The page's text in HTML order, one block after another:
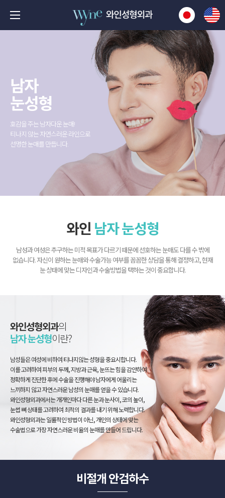
남자
눈성형
호감을 주는 남자다운 눈매!
티나지 않는 자연스러운 라인으로
선명한 눈매를 만듭니다.
와인 남자 눈성형
남성과 여성은 추구하는 미적 목표가 다르기 때문에 선호하는 눈매도 다를 수 밖에
없습니다. 자신이 원하는 눈매와 수술가능 여부를 꼼꼼한 상담을 통해 결정하고, 현재
눈 상태에 맞는 디자인과 수술방법을 택하는 것이 중요합니다.
와인성형외과의
남자 눈성형이란?
남성들은 여성에 비하여 티나지않는 성형을 중요시합니다.
이를 고려하여 피부의 두께, 지방과 근육, 눈뜨는 힘을 감안하여
정확하게 진단한 후에 수술을 진행해야 남자에게 어울리는
느끼하지 않고 자연스러운 남성의 눈매를 얻을 수 있습니다.
와인성형외과에서는 개개인마다 다른 눈과 눈사이, 코의 높이,
눈썹 뼈 상태를 고려하여 최적의 결과를 내기 위해 노력합니다.
와인성형외과는 일률적인 방법이 아닌, 개인의 상태에 맞는
수술법으로 가장 자연스러운 비율의 눈매를 만들어 드립니다.
비절개 안검하수